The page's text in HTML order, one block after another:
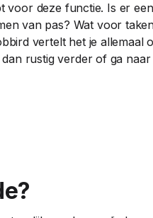
voor deze functie. Is er
van pas? Wat voor
vertelt het je allemaal
rustig verder of ga